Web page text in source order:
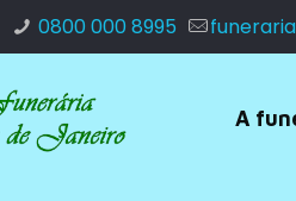
0800 000 8995
A